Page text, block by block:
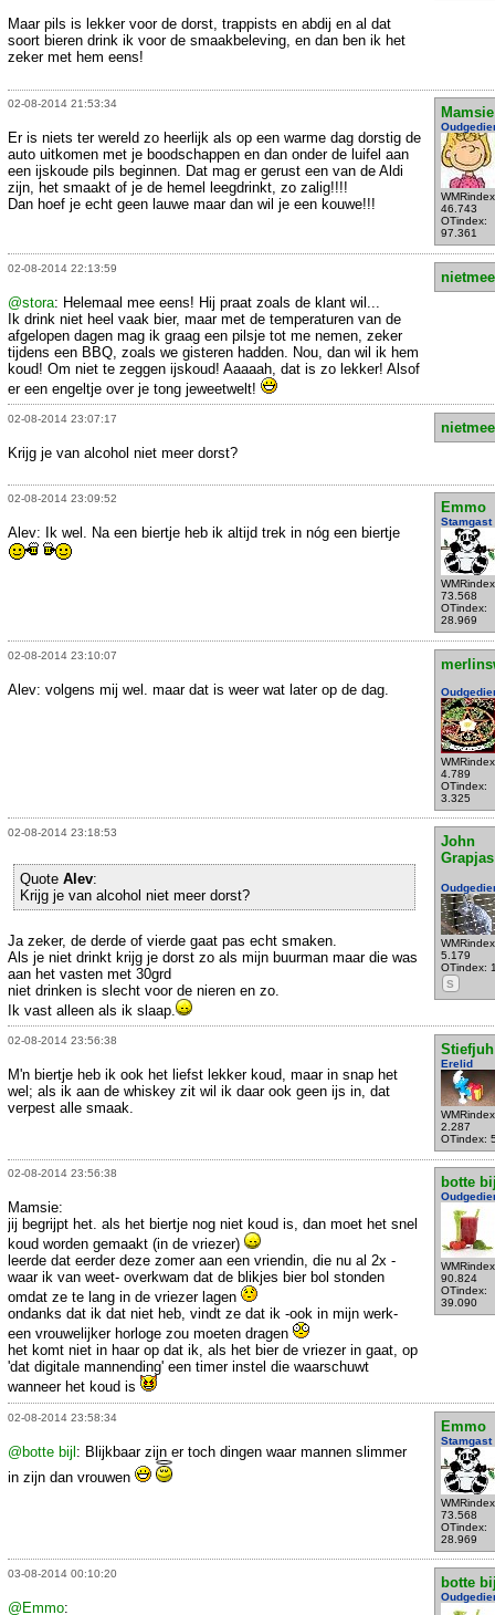
Maar pils is lekker voor de dorst, trappists en abdij en al dat
soort bieren drink ik voor de smaakbeleving, en dan ben ik het
zeker met hem eens!
02-08-2014 21:53:34
Mamsie
46.743
OTindex:
97.361
Er is niets ter wereld zo heerlijk als op een warme dag dorstig de
auto uitkomen met je boodschappen en dan onder de luifel aan
een ijskoude pils beginnen. Dat mag er gerust een van de Aldi
zijn, het smaakt of je de hemel leegdrinkt, zo zalig!!!!
Dan hoef je echt geen lauwe maar dan wil je een kouwe!!!
02-08-2014 22:13:59
@stora: Helemaal mee eens! Hij praat zoals de klant wil...
Ik drink niet heel vaak bier, maar met de temperaturen van de
afgelopen dagen mag ik graag een pilsje tot me nemen, zeker
tijdens een BBQ, zoals we gisteren hadden. Nou, dan wil ik hem
koud! Om niet te zeggen ijskoud! Aaaaah, dat is zo lekker! Alsof
er een engeltje over je tong jeweetwelt!
02-08-2014 23:07:17
Krijg je van alcohol niet meer dorst?
02-08-2014 23:09:52
Emmo
Stamgast
73.568
OTindex:
28.969
Alev: Ik wel. Na een biertje heb ik altijd trek in nóg een biertje
02-08-2014 23:10:07
4.789
OTindex:
3.325
Alev: volgens mij wel. maar dat is weer wat later op de dag.
02-08-2014 23:18:53
John
Grapjas
5.179
OTindex:
S
Quote Alev:
Krijg je van alcohol niet meer dorst?
Ja zeker, de derde of vierde gaat pas echt smaken.
Als je niet drinkt krijg je dorst zo als mijn buurman maar die was
aan het vasten met 30grd
niet drinken is slecht voor de nieren en zo.
Ik vast alleen als ik slaap.
02-08-2014 23:56:38
Stiefjuh
Erelid
2.287
OTindex:
M'n biertje heb ik ook het liefst lekker koud, maar in snap het
wel; als ik aan de whiskey zit wil ik daar ook geen ijs in, dat
verpest alle smaak.
02-08-2014 23:56:38
botte
90.824
OTindex:
39.090
Mamsie:
jij begrijpt het. als het biertje nog niet koud is, dan moet het snel
koud worden gemaakt (in de vriezer)
leerde dat eerder deze zomer aan een vriendin, die nu al 2x -
waar ik van weet- overkwam dat de blikjes bier bol stonden
omdat ze te lang in de vriezer lagen
ondanks dat ik dat niet heb, vindt ze dat ik -ook in mijn werk-
een vrouwelijker horloge zou moeten dragen
het komt niet in haar op dat ik, als het bier de vriezer in gaat, op
'dat digitale mannending' een timer instel die waarschuwt
wanneer het koud is
02-08-2014 23:58:34
Emmo
Stamgast
73.568
OTindex:
28.969
@botte bijl : Blijkbaar zijn er toch dingen waar mannen slimmer
in zijn dan vrouwen
03-08-2014 00:10:20
botte
@Emmo: